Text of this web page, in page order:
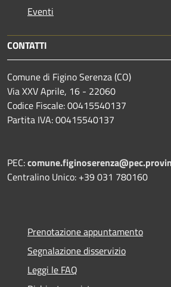
Eventi
CONTATTI
Comune di Figino Serenza (CO)
Via XXV Aprile, 16 - 22060
Codice Fiscale: 00415540137
Partita IVA: 00415540137
PEC:
Centralino Unico: +39 031 780160
Prenotazione appuntamento
Segnalazione disservizio
Leggi le FAQ